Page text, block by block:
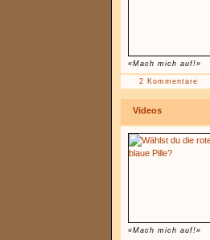
«Mach mich auf!»
2 Kommentare
Videos
«Mach mich auf!»